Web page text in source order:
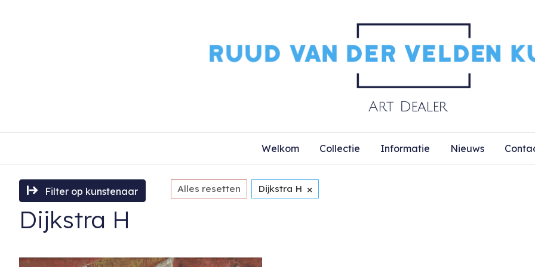
Welkom Collectie Informatie Nieuws
Filter op kunstenaar Alles resetten Dijkstra H ×
Dijkstra H